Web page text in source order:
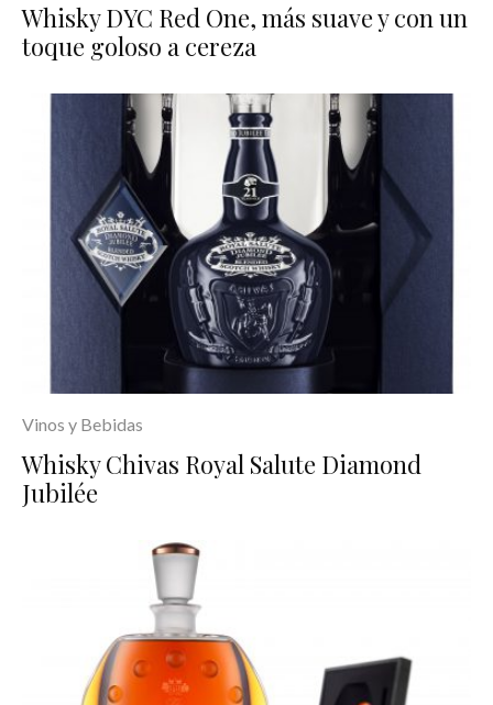
Whisky DYC Red One, más suave y con un
toque goloso a cereza
Vinos y Bebidas
Whisky Chivas Royal Salute Diamond
Jubilée